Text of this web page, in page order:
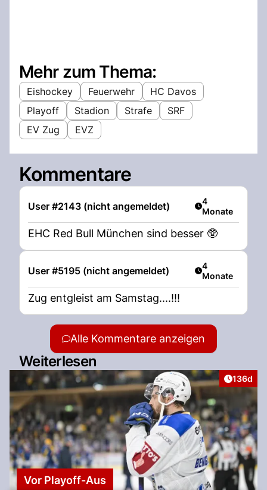
Mehr zum Thema:
Eishockey Feuerwehr
HC Davos
Playoff
Stadion Strafe
SRF
EV Zug
EVZ
Kommentare
User #2143 (nicht angemeldet) Artikel
4
Monate
EHC Red Bull München sind besser 🥸
User #5195 (nicht angemeldet) Artikel
4
Monate
Zug entgleist am Samstag....!!!
Alle Kommentare anzeigen
Weiterlesen
Artikel
136d
Vor Playoff-Aus